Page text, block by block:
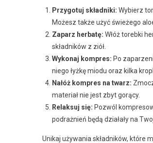
Przygotuj składniki: Wybierz
Możesz także użyć świeżego
Zaparz herbatę: Włóż torebki
składników z ziół.
Wykonaj kompres: Po
niego łyżkę miodu oraz kilka
Nałóż kompres na twarz:
materiał nie jest zbyt gorący.
Relaksuj się: Pozwól
podrażnień będą działały na
Unikaj używania składników, które